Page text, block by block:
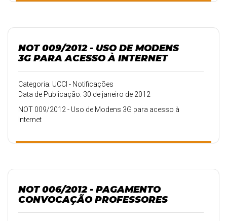
NOT 009/2012 - USO DE MODENS
3G PARA ACESSO À INTERNET
Categoria: UCCI - Notificações
Data de Publicação: 30 de janeiro de 2012
NOT 009/2012 - Uso de Modens 3G para acesso à
Internet
NOT 006/2012 - PAGAMENTO
CONVOCAÇÃO PROFESSORES